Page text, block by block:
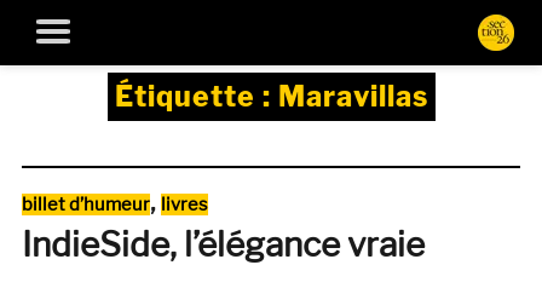
Étiquette : Maravillas
Catégories
billet d’humeur, livres
IndieSide, l’élégance vraie